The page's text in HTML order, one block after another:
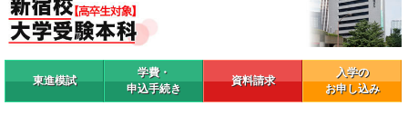
東進模試
学費・
申込手続き
資料請求
入学の
お申し込み